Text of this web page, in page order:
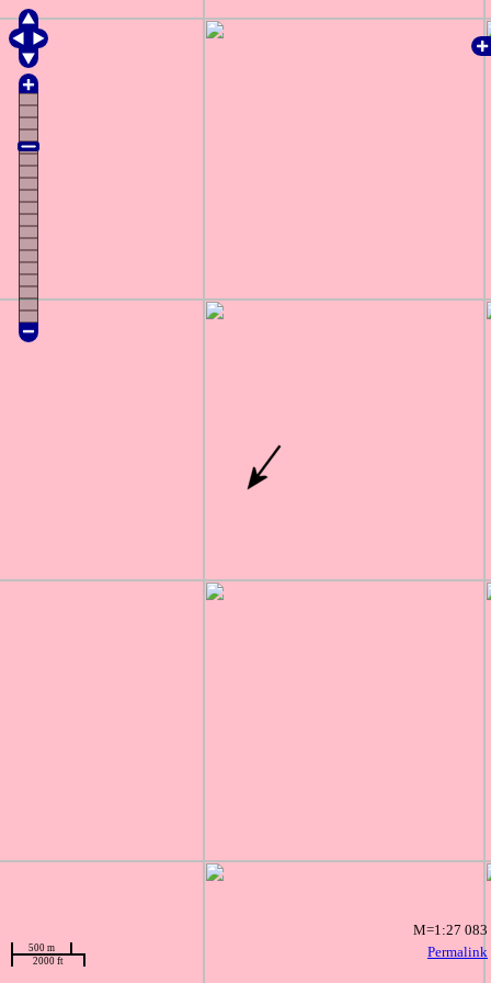
Permalink
500 m
2000 ft
M=1:27 083